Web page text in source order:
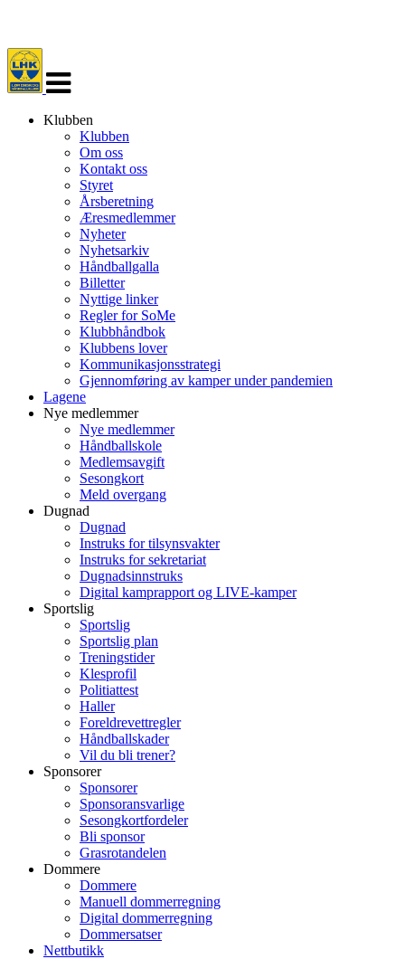
navigasjon
Klubben
Klubben
Om oss
Kontakt oss
Styret
Årsberetning
Æresmedlemmer
Nyheter
Nyhetsarkiv
Håndballgalla
Billetter
Nyttige linker
Regler for SoMe
Klubbhåndbok
Klubbens lover
Kommunikasjonsstrategi
Gjennomføring av kamper under pandemien
Lagene
Nye medlemmer
Nye medlemmer
Håndballskole
Medlemsavgift
Sesongkort
Meld overgang
Dugnad
Dugnad
Instruks for tilsynsvakter
Instruks for sekretariat
Dugnadsinnstruks
Digital kamprapport og LIVE-kamper
Sportslig
Sportslig
Sportslig plan
Treningstider
Klesprofil
Politiattest
Haller
Foreldrevettregler
Håndballskader
Vil du bli trener?
Sponsorer
Sponsorer
Sponsoransvarlige
Sesongkortfordeler
Bli sponsor
Grasrotandelen
Dommere
Dommere
Manuell dommerregning
Digital dommerregning
Dommersatser
Nettbutikk